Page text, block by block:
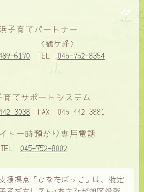
子育てパートナー
6170
〈鶴ケ峰〉
TEL
045-752-8354
育てサポートシステム
3038 FAX 045-442-3881
ト一時預かり専用電話
TEL 045-752-8002
援拠点「ひなたぼっこ」は、 特定